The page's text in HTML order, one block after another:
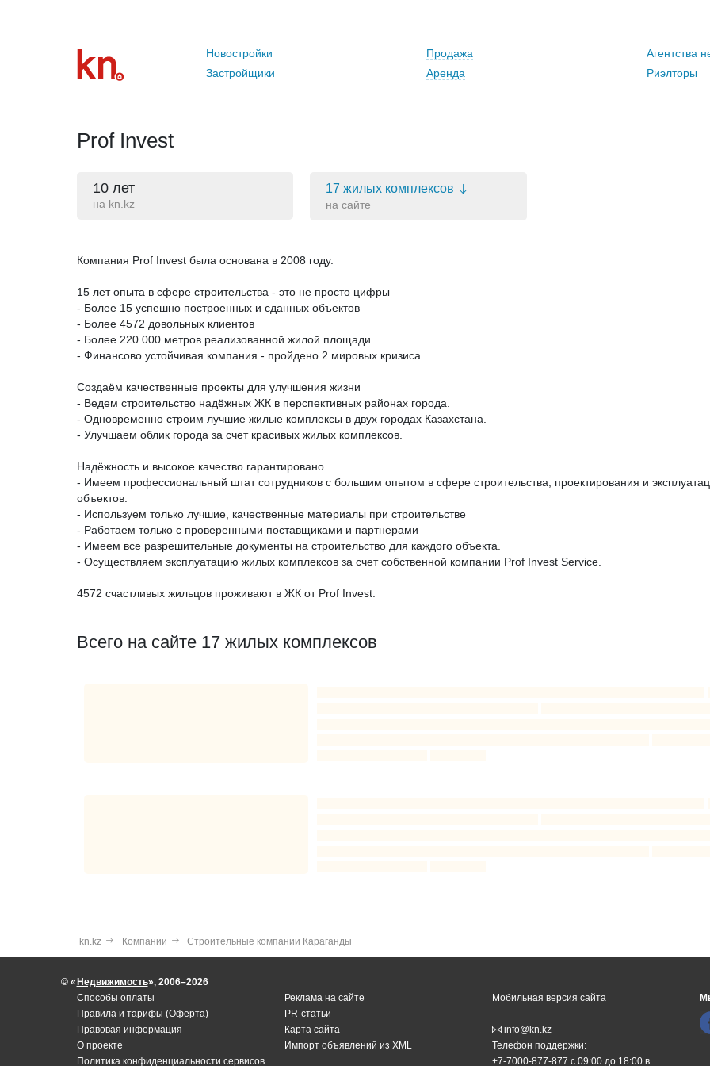
Новостройки
Застройщики
Продажа
Аренда
Агентства
Риэлторы
Prof Invest
10 лет
на kn.kz
17 жилых комплексов
на сайте
Компания Prof Invest была основана в 2008 году.
15 лет опыта в сфере строительства - это не просто цифры
- Более 15 успешно построенных и сданных объектов
- Более 4572 довольных клиентов
- Более 220 000 метров реализованной жилой площади
- Финансово устойчивая компания - пройдено 2 мировых кризиса
Создаём качественные проекты для улучшения жизни
- Ведем строительство надёжных ЖК в перспективных районах города.
- Одновременно строим лучшие жилые комплексы в двух городах Казахстана.
- Улучшаем облик города за счет красивых жилых комплексов.
Надёжность и высокое качество гарантировано
- Имеем профессиональный штат сотрудников с большим опытом в сфере строительства, проектирования и
объектов.
- Используем только лучшие, качественные материалы при строительстве
- Работаем только с проверенными поставщиками и партнерами
- Имеем все разрешительные документы на строительство для каждого объекта.
- Осуществляем эксплуатацию жилых комплексов за счет собственной компании Prof Invest Service.
4572 счастливых жильцов проживают в ЖК от Prof Invest.
Всего на сайте 17 жилых комплексов
kn.kz Компании Строительные компании Караганды
© « Недвижимость», 2006–2026
Способы оплаты
Правила и тарифы (Оферта)
Правовая информация
О проекте
Политика конфиденциальности сервисов
Реклама на сайте
PR-статьи
Карта сайта
Импорт объявлений из XML
Мобильная версия сайта
info@kn.kz
Телефон поддержки:
+7-7000-877-877 с 09:00 до 18:00 в